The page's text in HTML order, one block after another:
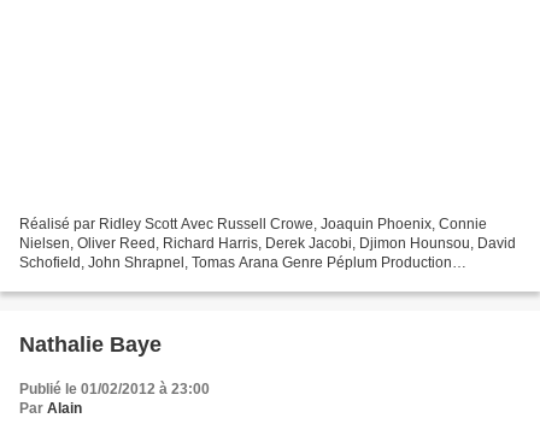
Réalisé par Ridley Scott Avec Russell Crowe, Joaquin Phoenix, Connie
Nielsen, Oliver Reed, Richard Harris, Derek Jacobi, Djimon Hounsou, David
Schofield, John Shrapnel, Tomas Arana Genre Péplum Production
Nathalie Baye
Publié le 01/02/2012 à 23:00
Par Alain